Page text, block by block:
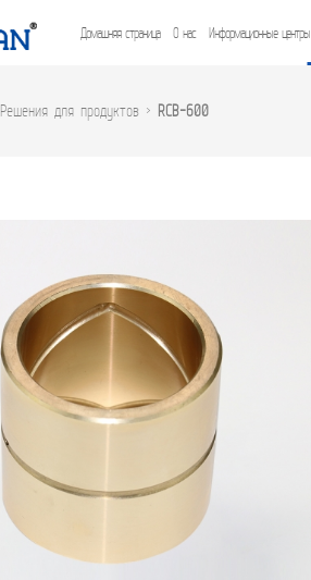
Домашняя страница О нас Информационные центры
Решения для продуктов > RCB-600